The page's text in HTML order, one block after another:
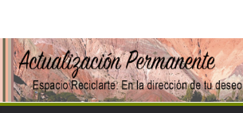
contenido